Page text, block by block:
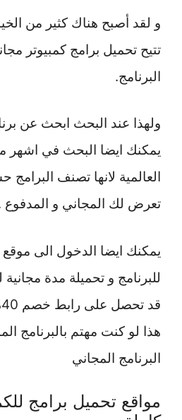
و لقد أصبح هناك كثير من
تتيح تحميل برامج كمبيوتر
البرنامج.
ولهذا عند البحث ابحث عن
يمكنك ايضا البحث في اشهر
العالمية لانها تصنف
تعرض لك المجاني و المدفوع
يمكنك ايضا الدخول الى موقع
هذا لو كنت مهتم بالبرنامج
البرنامج المجاني
مواقع تحميل برامج